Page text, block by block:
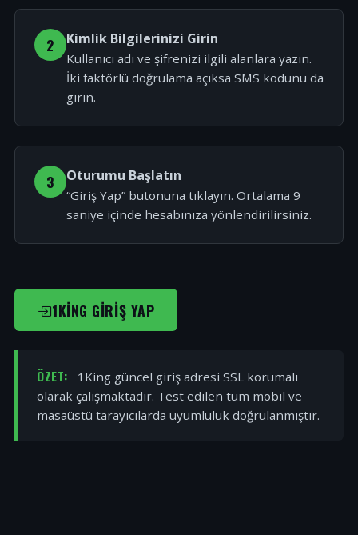
2 Kimlik Bilgilerinizi Girin
Kullanıcı adı ve şifrenizi ilgili alanlara yazın.
İki faktörlü doğrulama açıksa SMS kodunu da
girin.
3 Oturumu Başlatın
“Giriş Yap” butonuna tıklayın. Ortalama 9
saniye içinde hesabınıza yönlendirilirsiniz.
1KING GIRIŞ YAP
ÖZET:
1King güncel giriş adresi SSL korumalı
olarak çalışmaktadır. Test edilen tüm mobil ve
masaüstü tarayıcılarda uyumluluk doğrulanmıştır.